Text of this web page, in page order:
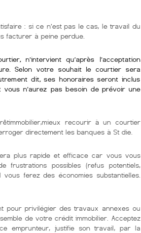
: si ce n’est pas le cas, le travail du
facturer à peine perdue.
n’intervient qu’après l’acceptation
Selon votre souhait le courtier sera
dit, ses honoraires seront inclus
n’aurez pas besoin de prévoir une
recourir à un courtier
directement les banques à St die.
plus rapide et efficace car vous vous
frustrations possibles (refus potentiels,
ferez des économies substantielles.
pour privilégier des travaux annexes ou
de votre crédit immobilier. Acceptez
emprunteur, justifie son travail, par la